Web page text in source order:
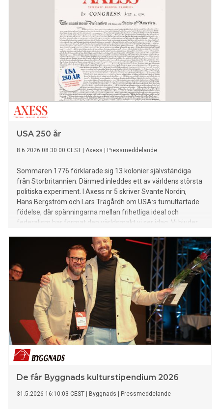
USA 250 år
8.6.2026 08:30:00 CEST Axess Pressmeddelande
Sommaren 1776 förklarade sig 13 kolonier självständiga
från Storbritannien. Därmed inleddes ett av världens största
politiska experiment. I Axess nr 5 skriver Svante Nordin,
Hans Bergström och Lars Trägårdh om USA:s tumultartade
födelse, där spänningarna mellan frihetliga ideal och
federalism har format den världsmakt vi ser idag. Vi bjuder
mest intressanta titlarna våren 2026 recenseras i vår
De får Byggnads kulturstipendium 2026
31.5.2026 16:10:03 CEST Byggnads Pressmeddelande